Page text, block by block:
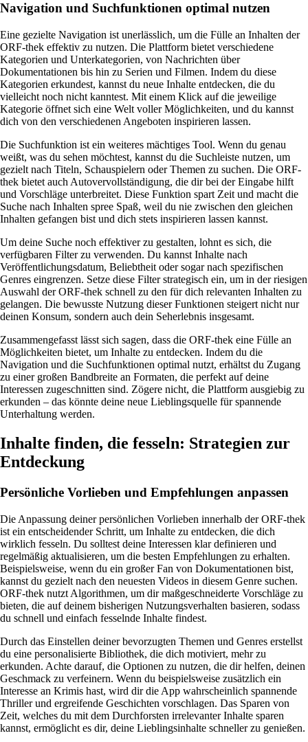
Navigation und Suchfunktionen optimal nutzen
Eine gezielte Navigation ist unerlässlich, um die Fülle an Inhalten der
ORF-thek effektiv zu nutzen. Die Plattform bietet verschiedene
Kategorien und Unterkategorien, von Nachrichten über
Dokumentationen bis hin zu Serien und Filmen. Indem du diese
Kategorien erkundest, kannst du neue Inhalte entdecken, die du
vielleicht noch nicht kanntest. Mit einem Klick auf die jeweilige
Kategorie öffnet sich eine Welt voller Möglichkeiten, und du kannst
dich von den verschiedenen Angeboten inspirieren lassen.
Die Suchfunktion ist ein weiteres mächtiges Tool. Wenn du genau
weißt, was du sehen möchtest, kannst du die Suchleiste nutzen, um
gezielt nach Titeln, Schauspielern oder Themen zu suchen. Die ORF-
thek bietet auch Autovervollständigung, die dir bei der Eingabe hilft
und Vorschläge unterbreitet. Diese Funktion spart Zeit und macht die
Suche nach Inhalten spree Spaß, weil du nie zwischen den gleichen
Inhalten gefangen bist und dich stets inspirieren lassen kannst.
Um deine Suche noch effektiver zu gestalten, lohnt es sich, die
verfügbaren Filter zu verwenden. Du kannst Inhalte nach
Veröffentlichungsdatum, Beliebtheit oder sogar nach spezifischen
Genres eingrenzen. Setze diese Filter strategisch ein, um in der riesigen
Auswahl der ORF-thek schnell zu den für dich relevanten Inhalten zu
gelangen. Die bewusste Nutzung dieser Funktionen steigert nicht nur
deinen Konsum, sondern auch dein Seherlebnis insgesamt.
Zusammengefasst lässt sich sagen, dass die ORF-thek eine Fülle an
Möglichkeiten bietet, um Inhalte zu entdecken. Indem du die
Navigation und die Suchfunktionen optimal nutzt, erhältst du Zugang
zu einer großen Bandbreite an Formaten, die perfekt auf deine
Interessen zugeschnitten sind. Zögere nicht, die Plattform ausgiebig zu
erkunden – das könnte deine neue Lieblingsquelle für spannende
Unterhaltung werden.
Inhalte finden, die fesseln: Strategien zur
Entdeckung
Persönliche Vorlieben und Empfehlungen anpassen
Die Anpassung deiner persönlichen Vorlieben innerhalb der ORF-thek
ist ein entscheidender Schritt, um Inhalte zu entdecken, die dich
wirklich fesseln. Du solltest deine Interessen klar definieren und
regelmäßig aktualisieren, um die besten Empfehlungen zu erhalten.
Beispielsweise, wenn du ein großer Fan von Dokumentationen bist,
kannst du gezielt nach den neuesten Videos in diesem Genre suchen.
ORF-thek nutzt Algorithmen, um dir maßgeschneiderte Vorschläge zu
bieten, die auf deinem bisherigen Nutzungsverhalten basieren, sodass
du schnell und einfach fesselnde Inhalte findest.
Durch das Einstellen deiner bevorzugten Themen und Genres erstellst
du eine personalisierte Bibliothek, die dich motiviert, mehr zu
erkunden. Achte darauf, die Optionen zu nutzen, die dir helfen, deinen
Geschmack zu verfeinern. Wenn du beispielsweise zusätzlich ein
Interesse an Krimis hast, wird dir die App wahrscheinlich spannende
Thriller und ergreifende Geschichten vorschlagen. Das Sparen von
Zeit, welches du mit dem Durchforsten irrelevanter Inhalte sparen
kannst, ermöglicht es dir, deine Lieblingsinhalte schneller zu genießen.